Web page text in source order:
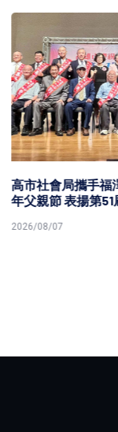
福澤基金會歡慶115
51屆23名模範父親